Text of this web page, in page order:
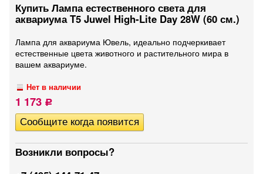
Купить Лампа естественного света для
аквариума T5 Juwel High-Lite Day 28W (60 см.)
Лампа для аквариума Ювель, идеально подчеркивает
естественные цвета животного и растительного мира в
вашем аквариуме.
Нет в наличии
1 173 Р
Возникли вопросы?